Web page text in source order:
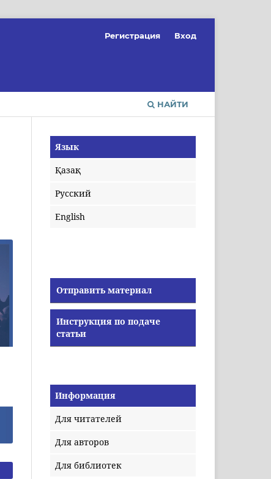
НАЙТИ
Регистрация Вход
Язык
Қазақ
Русский
English
Отправить материал
Инструкция по подаче
статьи
Информация
Для читателей
Для авторов
Для библиотек